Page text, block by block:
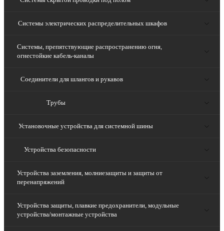
Системы электрических распределительных шкафов
Системы, препятствующие распространению огня,
огнестойкие кабель-каналы
Соединители для шлангов и рукавов
Трубы
Установочные устройства для системной шины
Устройства безопасности
Устройства заземления, молниезащиты и защиты от
перенапряжений
Устройства защиты, плавкие предохранители, модульные
устройства/монтажные устройства